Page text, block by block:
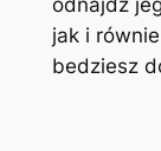
jak i
bedziesz